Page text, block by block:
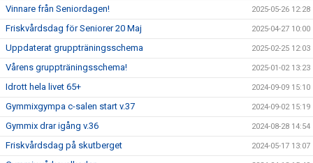
Vinnare från Seniordagen! 2025-05-26 12:28
Friskvårdsdag för Seniorer 20 Maj 2025-04-27 10:00
Uppdaterat gruppträningsschema 2025-02-25 12:03
Vårens gruppträningsschema! 2025-01-02 13:23
Idrott hela livet 65+ 2024-09-09 15:10
Gymmixgympa c-salen start v.37 2024-09-02 15:19
Gymmix drar igång v.36 2024-08-28 14:54
Friskvårdsdag på skutberget 2024-05-17 13:07